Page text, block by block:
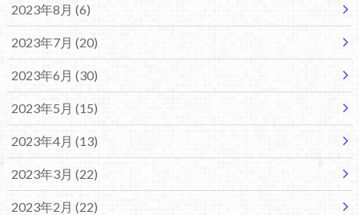
2023年8月 (6)
2023年7月 (20)
2023年6月 (30)
2023年5月 (15)
2023年4月 (13)
2023年3月 (22)
2023年2月 (22)